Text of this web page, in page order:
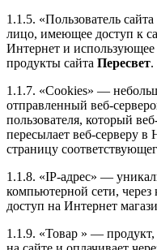
1.1.5. «Пользователь сайта
лицо, имеющее доступ к
Интернет и
продукты сайта Пересвет.
1.1.7. «Cookies» —
отправленный веб-
пользователя, который
пересылает веб-серверу
страницу
1.1.8. «IP-адрес» —
компьютерной сети, через
доступ на Интернет
1.1.9. «Товар » — продукт,